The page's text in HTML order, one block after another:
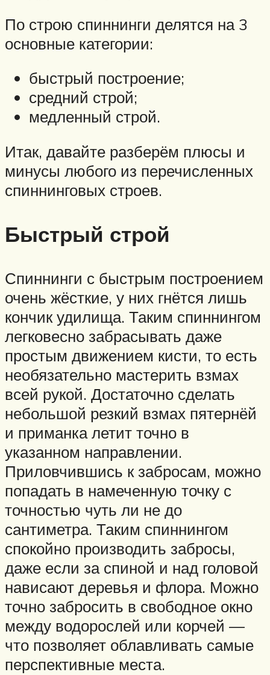
По строю спиннинги делятся на 3
основные категории:
быстрый построение;
средний строй;
медленный строй.
Итак, давайте разберём плюсы и
минусы любого из перечисленных
спиннинговых строев.
Быстрый строй
Спиннинги с быстрым построением
очень жёсткие, у них гнётся лишь
кончик удилища. Таким спиннингом
легковесно забрасывать даже
простым движением кисти, то есть
необязательно мастерить взмах
всей рукой. Достаточно сделать
небольшой резкий взмах пятернёй
и приманка летит точно в
указанном направлении.
Приловчившись к забросам, можно
попадать в намеченную точку с
точностью чуть ли не до
сантиметра. Таким спиннингом
спокойно производить забросы,
даже если за спиной и над головой
нависают деревья и флора. Можно
точно забросить в свободное окно
между водорослей или корчей —
что позволяет облавливать самые
перспективные места.